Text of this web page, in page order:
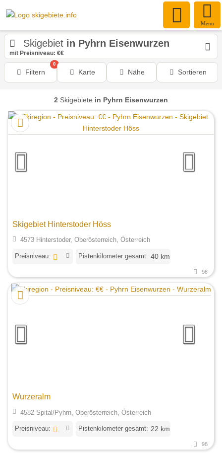
Menu
Skigebiet in Pyhrn Eisenwurzen
mit Preisniveau: €€
Filtern
0
Karte Nähe Sortieren
2 Skigebiete in Pyhrn Eisenwurzen
Skigebiet Hinterstoder Höss
4573 Hinterstoder, Oberösterreich, Österreich
Preisniveau: Pistenkilometer gesamt: 40 km
98
Wurzeralm
4582 Spital/Pyhrn, Oberösterreich, Österreich
Preisniveau: Pistenkilometer gesamt: 22 km
98